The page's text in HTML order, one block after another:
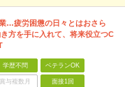
…疲労困憊の日々とはおさら
方を手に入れて、将来役立つC
学歴不問 ベテランOK
賞与複数月 面接1回